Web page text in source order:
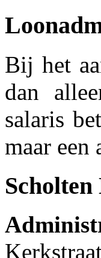
Bij het
dan
salaris
maar een